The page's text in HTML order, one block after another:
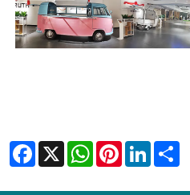
Facebook
X WhatsAppPinterestLinkedIn